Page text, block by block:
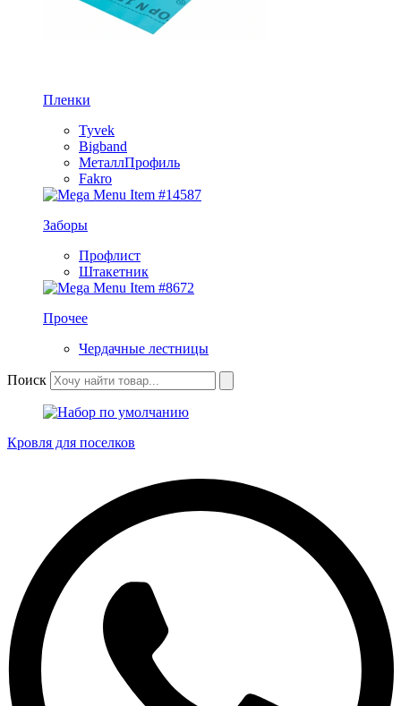
Пленки
Tyvek
Bigband
МеталлПрофиль
Fakro
Заборы
Профлист
Штакетник
Прочее
Чердачные лестницы
Поиск
Кровля для поселков